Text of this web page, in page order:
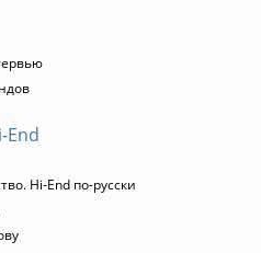
End
Hi-End по-русски